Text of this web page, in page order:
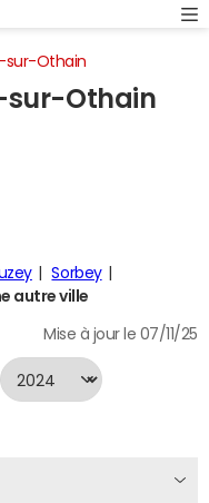
sur-Othain
sur-Othain
Sorbey
autre ville
Mise à jour le 07/11/25